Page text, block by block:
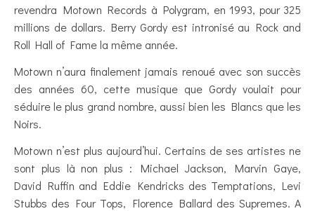
revendra Motown Records à Polygram, en 1993, pour 325
millions de dollars. Berry Gordy est intronisé au Rock and
Roll Hall of Fame la même année.
Motown n’aura finalement jamais renoué avec son succès
des années 60, cette musique que Gordy voulait pour
séduire le plus grand nombre, aussi bien les Blancs que les
Noirs.
Motown n’est plus aujourd’hui. Certains de ses artistes ne
sont plus là non plus : Michael Jackson, Marvin Gaye,
David Ruffin and Eddie Kendricks des Temptations, Levi
Stubbs des Four Tops, Florence Ballard des Supremes. A